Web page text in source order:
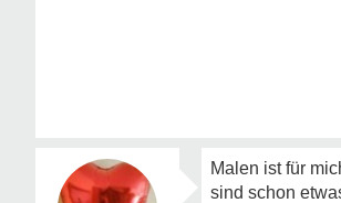
Malen ist für
sind schon